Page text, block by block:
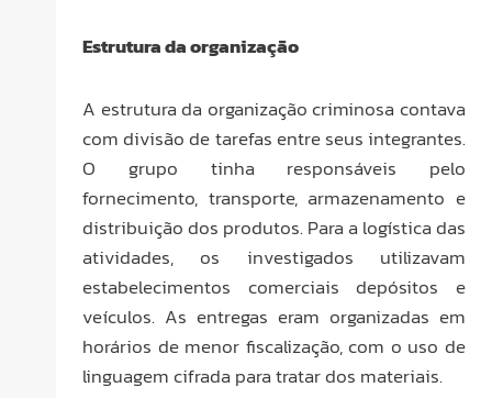
Estrutura da organização
A estrutura da organização criminosa contava
com divisão de tarefas entre seus integrantes.
O grupo tinha responsáveis pelo
fornecimento, transporte, armazenamento e
distribuição dos produtos. Para a logística das
atividades, os investigados utilizavam
estabelecimentos comerciais depósitos e
veículos. As entregas eram organizadas em
horários de menor fiscalização, com o uso de
linguagem cifrada para tratar dos materiais.